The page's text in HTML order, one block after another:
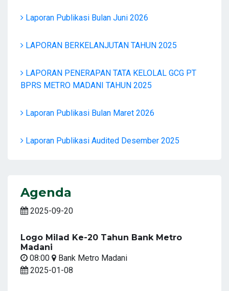
Laporan Publikasi Bulan Juni 2026
LAPORAN BERKELANJUTAN TAHUN 2025
LAPORAN PENERAPAN TATA KELOLAL GCG PT
BPRS METRO MADANI TAHUN 2025
Laporan Publikasi Bulan Maret 2026
Laporan Publikasi Audited Desember 2025
Agenda
2025-09-20
Logo Milad Ke-20 Tahun Bank Metro
Madani
08:00
Bank Metro Madani
2025-01-08